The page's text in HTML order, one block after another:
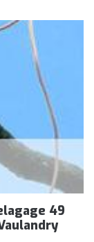
49